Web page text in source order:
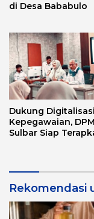
di Desa Bababulo
Dukung Digitalisasi
Kepegawaian,
Sulbar Siap
Rekomendasi